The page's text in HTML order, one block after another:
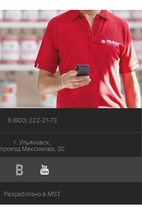
8 (800) 222-21-73
г. Ульяновск,
проезд Максимова, 30
Разработано в MST